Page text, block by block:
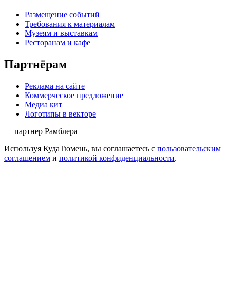
Размещение событий
Требования к материалам
Музеям и выставкам
Ресторанам и кафе
Партнёрам
Реклама на сайте
Коммерческое предложение
Медиа кит
Логотипы в векторе
— партнер Рамблера
Используя КудаТюмень, вы соглашаетесь с пользовательским
соглашением и политикой конфиденциальности.